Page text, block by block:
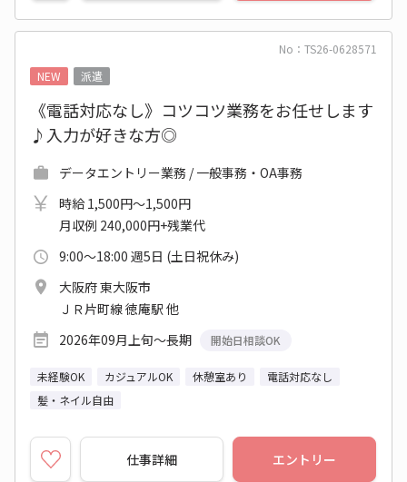
No：TS26-0628571
NEW
派遣
《電話対応なし》コツコツ業務をお任せします
♪入力が好きな方◎
データエントリー業務 / 一般事務・OA事務
時給 1,500円～1,500円
月収例 240,000円+残業代
9:00～18:00 週5日 (土日祝休み)
大阪府 東大阪市
ＪＲ片町線 徳庵駅 他
2026年09月上旬～長期
開始日相談OK
未経験OK カジュアルOK 休憩室あり
電話対応なし
髪・ネイル自由
仕事詳細 エントリー